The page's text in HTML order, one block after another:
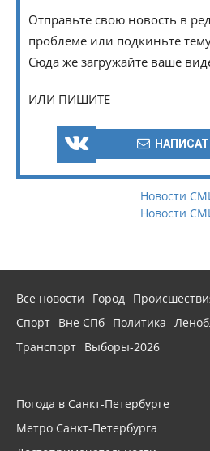
Отправьте свою новость в
проблеме или подкиньте
Сюда же загружайте ваше
ИЛИ ПИШИТЕ
Новости
Новости
Все новости Город
Спорт Вне СПб Политика
Транспорт Выборы-2026
Погода в Санкт-Петербурге
Метро Санкт-Петербурга